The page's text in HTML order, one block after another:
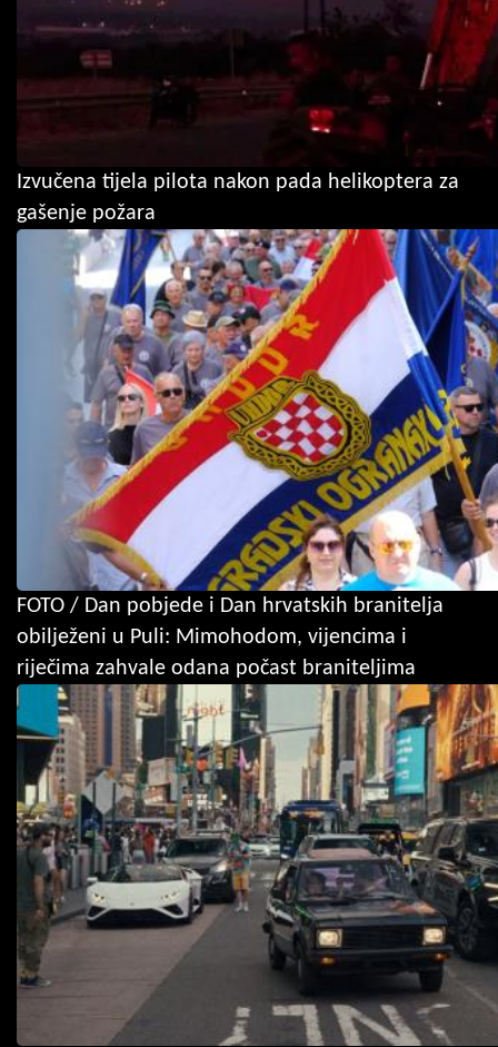
Izvučena tijela pilota nakon pada helikoptera za
gašenje požara
FOTO / Dan pobjede i Dan hrvatskih branitelja
obilježeni u Puli: Mimohodom, vijencima i
riječima zahvale odana počast braniteljima